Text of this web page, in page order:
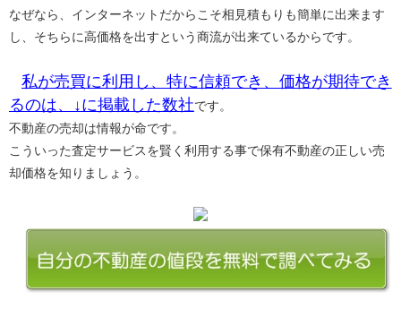
なぜなら、インターネットだからこそ相見積もりも簡単に出来ます
し、そちらに高価格を出すという商流が出来ているからです。
私が売買に利用し、特に信頼でき、価格が期待でき
るのは、↓に掲載した数社です。
不動産の売却は情報が命です。
こういった査定サービスを賢く利用する事で保有不動産の正しい売
却価格を知りましょう。